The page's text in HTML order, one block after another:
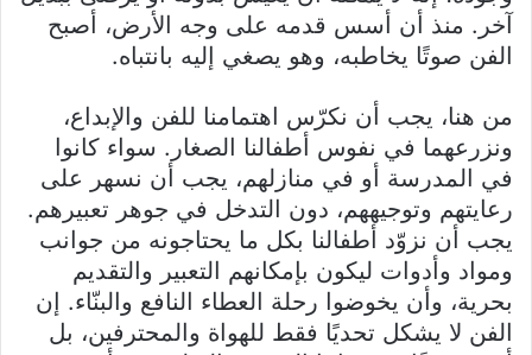
آخر. منذ أن أسس قدمه على وجه الأرض، أصبح
الفن صوتًا يخاطبه، وهو يصغي إليه بانتباه.
من هنا، يجب أن نكرّس اهتمامنا للفن والإبداع،
ونزرعهما في نفوس أطفالنا الصغار. سواء كانوا
في المدرسة أو في منازلهم، يجب أن نسهر على
رعايتهم وتوجيههم، دون التدخل في جوهر تعبيرهم.
يجب أن نزوّد أطفالنا بكل ما يحتاجونه من جوانب
ومواد وأدوات ليكون بإمكانهم التعبير والتقديم
بحرية، وأن يخوضوا رحلة العطاء النافع والبنّاء. إن
الفن لا يشكل تحديًا فقط للهواة والمحترفين، بل